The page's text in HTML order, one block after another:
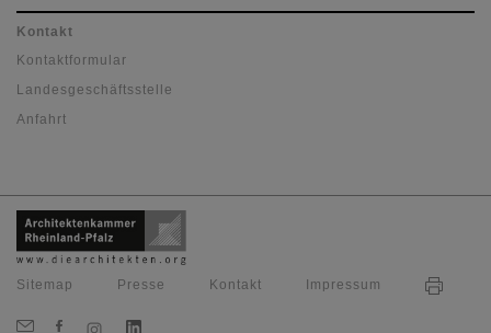
Kontakt
Kontaktformular
Landesgeschäftsstelle
Anfahrt
Sitemap Presse Kontakt Impressum